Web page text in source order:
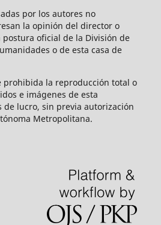
por los autores no
la opinión del director o
oficial de la División de
o de esta casa de
prohibida la reproducción total o
e imágenes de esta
de lucro, sin previa autorización
Metropolitana.